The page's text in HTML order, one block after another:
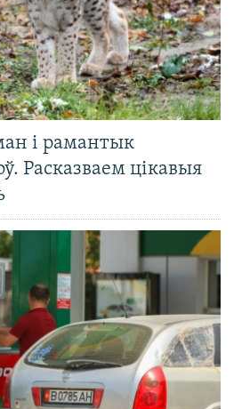
і рамантык
Расказваем цікавыя